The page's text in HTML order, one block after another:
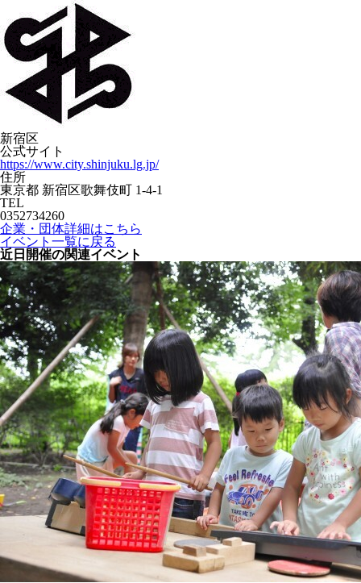
新宿区
公式サイト
https://www.city.shinjuku.lg.jp/
住所
東京都 新宿区歌舞伎町 1-4-1
TEL
0352734260
企業・団体詳細はこちら
イベント一覧に戻る
近日開催の関連イベント